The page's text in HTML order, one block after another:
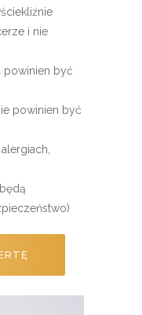
i nie
powinien być
powinien być